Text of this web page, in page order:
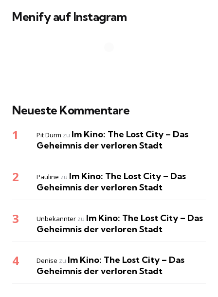
Menify auf Instagram
Neueste Kommentare
Pit Durm zu Im Kino: The Lost City – Das
Geheimnis der verloren Stadt
Pauline zu Im Kino: The Lost City – Das
Geheimnis der verloren Stadt
Unbekannter zu Im Kino: The Lost City – Das
Geheimnis der verloren Stadt
Denise zu Im Kino: The Lost City – Das
Geheimnis der verloren Stadt